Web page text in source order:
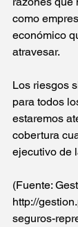
como
económico
atravesar.
Los riesgos
para todos
estaremos
cobertura
ejecutivo de
(Fuente:
http://
seguros-